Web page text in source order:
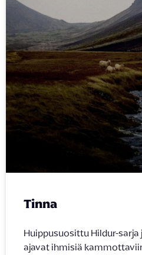
Tinna
Huippusuosittu Hildur-sarja
ajavat ihmisiä